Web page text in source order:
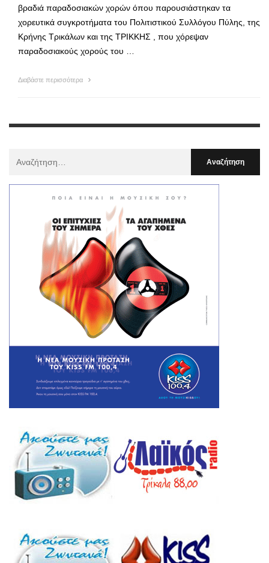
βραδιά παραδοσιακών χορών όπου παρουσιάστηκαν τα
χορευτικά συγκροτήματα του Πολιτιστικού Συλλόγου Πύλης, της
Κρήνης Τρικάλων και της ΤΡΙΚΚΗΣ , που χόρεψαν
παραδοσιακούς χορούς του …
Διαβάστε περισσότερα
: